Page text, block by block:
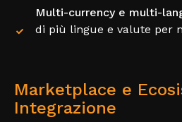
Multi-currency e multi-
di più lingue e valute per
Marketplace e
Integrazione